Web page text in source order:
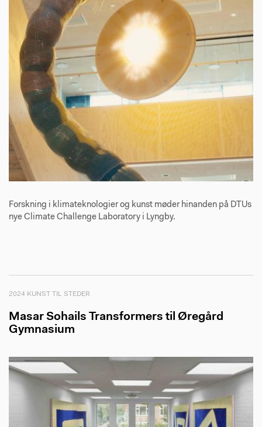
Forskning i klimateknologier og kunst møder hinanden på DTUs
nye Climate Challenge Laboratory i Lyngby.
2024 KUNST TIL STEDER
Masar Sohails Transformers til Øregård
Gymnasium